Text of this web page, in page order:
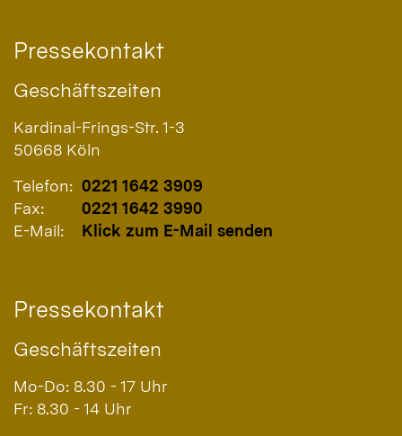
Pressekontakt
Geschäftszeiten
Kardinal-Frings-Str. 1-3
50668 Köln
Telefon: 0221 1642 3909
Fax:
0221 1642 3990
E-Mail:
Klick zum E-Mail senden
Pressekontakt
Geschäftszeiten
Mo-Do: 8.30 - 17 Uhr
Fr: 8.30 - 14 Uhr